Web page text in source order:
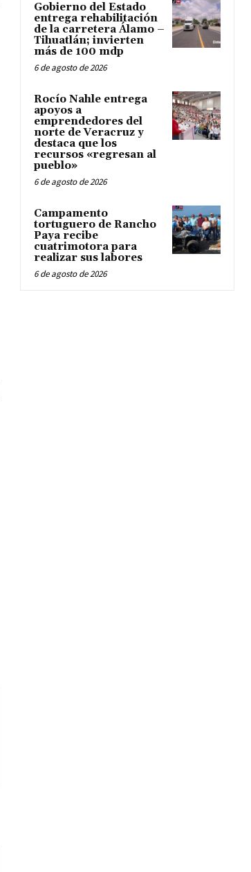
Gobierno del Estado
entrega rehabilitación
de la carretera Álamo –
Tihuatlán; invierten
más de 100 mdp
6 de agosto de 2026
Rocío Nahle entrega
apoyos a
emprendedores del
norte de Veracruz y
destaca que los
recursos «regresan al
pueblo»
6 de agosto de 2026
Campamento
tortuguero de Rancho
Paya recibe
cuatrimotora para
realizar sus labores
6 de agosto de 2026